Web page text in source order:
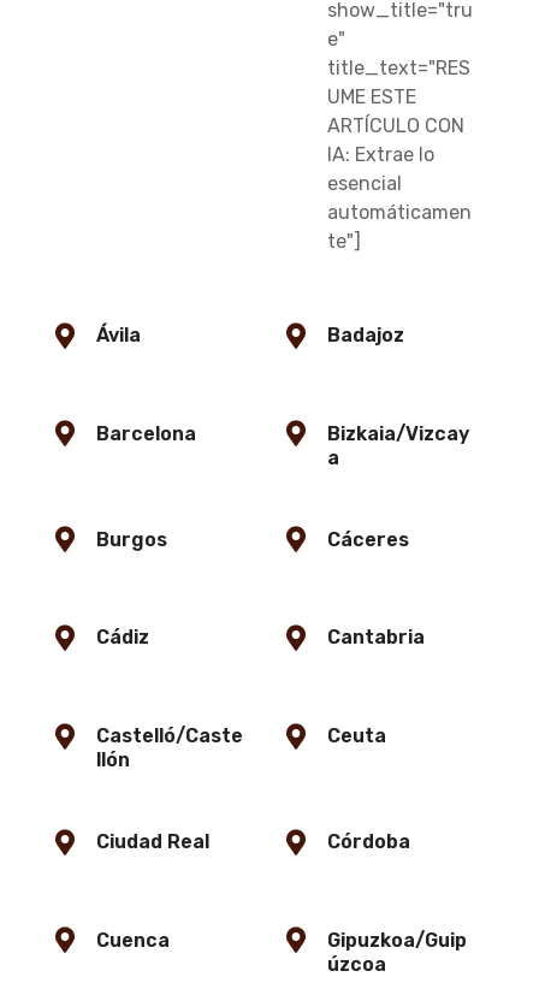
show_title="tru
e"
title_text="RES
UME ESTE
ARTÍCULO CON
IA: Extrae lo
esencial
automáticamen
te"]
Ávila Badajoz
Barcelona
Bizkaia/Vizcay
a
Burgos Cáceres
Cádiz Cantabria
Castelló/Caste
llón
Ceuta
Ciudad Real Córdoba
Cuenca
Gipuzkoa/Guip
úzcoa